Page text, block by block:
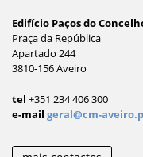
Edifício Paços do
Praça da República
Apartado 244
3810-156 Aveiro
tel +351 234 406 300
e-mail geral@cm-